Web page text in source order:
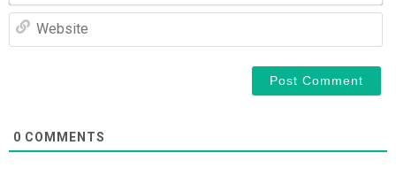
0 COMMENTS